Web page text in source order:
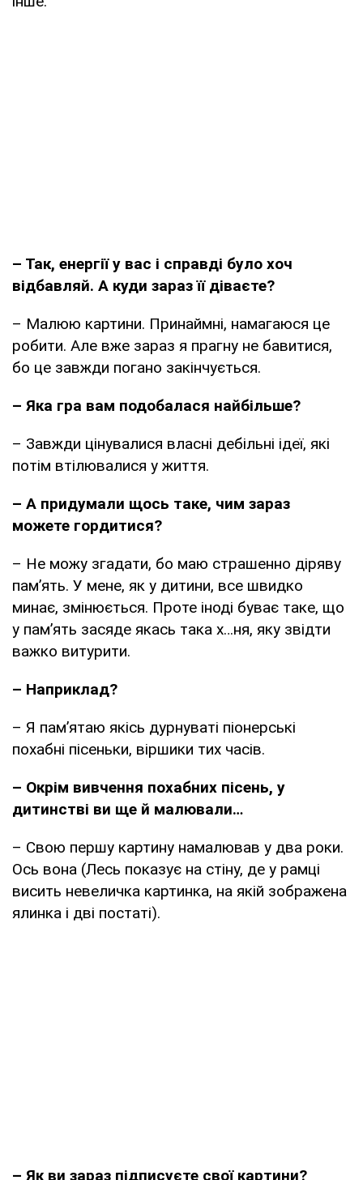
– Так, енергії у вас і справді було хоч
відбавляй. А куди зараз її діваєте?
– Малюю картини. Принаймні, намагаюся це
робити. Але вже зараз я прагну не бавитися,
бо це завжди погано закінчується.
– Яка гра вам подобалася найбільше?
– Завжди цінувалися власні дебільні ідеї, які
потім втілювалися у життя.
– А придумали щось таке, чим зараз
можете гордитися?
– Не можу згадати, бо маю страшенно діряву
пам’ять. У мене, як у дитини, все швидко
минає, змінюється. Проте іноді буває таке, що
у пам’ять засяде якась така х…ня, яку звідти
важко витурити.
– Наприклад?
– Я пам’ятаю якісь дурнуваті піонерські
похабні пісеньки, віршики тих часів.
– Окрім вивчення похабних пісень, у
дитинстві ви ще й малювали…
– Свою першу картину намалював у два роки.
Ось вона (Лесь показує на стіну, де у рамці
висить невеличка картинка, на якій зображена
ялинка і дві постаті).
– Як ви зараз підписуєте свої картини?